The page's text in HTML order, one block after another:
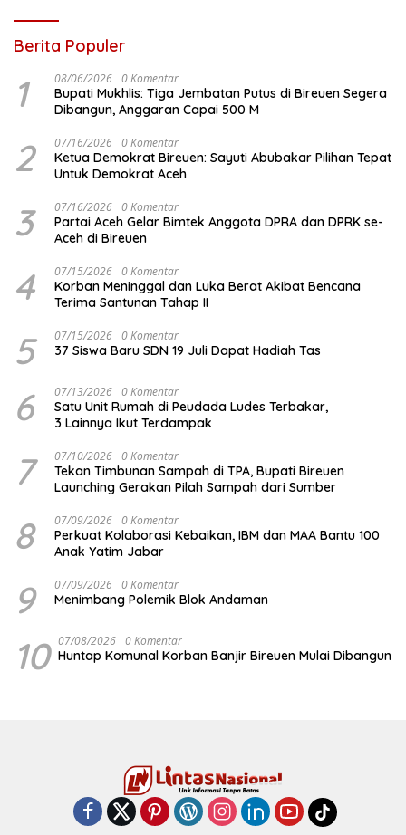
Berita Populer
1 08/06/2026 0 Komentar
Bupati Mukhlis: Tiga Jembatan Putus di Bireuen Segera
Dibangun, Anggaran Capai 500 M
2 07/16/2026 0 Komentar
Ketua Demokrat Bireuen: Sayuti Abubakar Pilihan Tepat
Untuk Demokrat Aceh
3 07/16/2026 0 Komentar
Partai Aceh Gelar Bimtek Anggota DPRA dan DPRK se-
Aceh di Bireuen
4 07/15/2026 0 Komentar
Korban Meninggal dan Luka Berat Akibat Bencana
Terima Santunan Tahap II
5 07/15/2026 0 Komentar
37 Siswa Baru SDN 19 Juli Dapat Hadiah Tas
6 07/13/2026 0 Komentar
Satu Unit Rumah di Peudada Ludes Terbakar,
3 Lainnya Ikut Terdampak
7 07/10/2026 0 Komentar
Tekan Timbunan Sampah di TPA, Bupati Bireuen
Launching Gerakan Pilah Sampah dari Sumber
8 07/09/2026 0 Komentar
Perkuat Kolaborasi Kebaikan, IBM dan MAA Bantu 100
Anak Yatim Jabar
9 07/09/2026 0 Komentar
Menimbang Polemik Blok Andaman
10 07/08/2026 0 Komentar
Huntap Komunal Korban Banjir Bireuen Mulai Dibangun